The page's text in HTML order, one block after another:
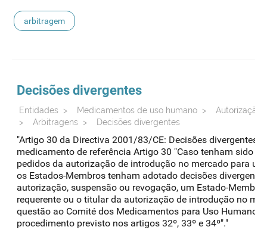
arbitragem
Decisões divergentes
Entidades > Medicamentos de uso humano >
Autorização
>
Arbitragens > Decisões divergentes
"Artigo 30 da Directiva 2001/83/CE: Decisões divergentes
medicamento de referência Artigo 30 "Caso tenham sido
pedidos da autorização de introdução no mercado para
os Estados-Membros tenham adotado decisões
autorização, suspensão ou revogação, um Estado-
requerente ou o titular da autorização de introdução no
questão ao Comité dos Medicamentos para Uso
procedimento previsto nos artigos 32º, 33º e 34º"."